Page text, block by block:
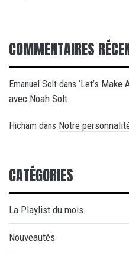
COMMENTAIRES
Emanuel Solt dans ‘Let’s Make
avec Noah Solt
Hicham dans Notre
CATÉGORIES
La Playlist du mois
Nouveautés